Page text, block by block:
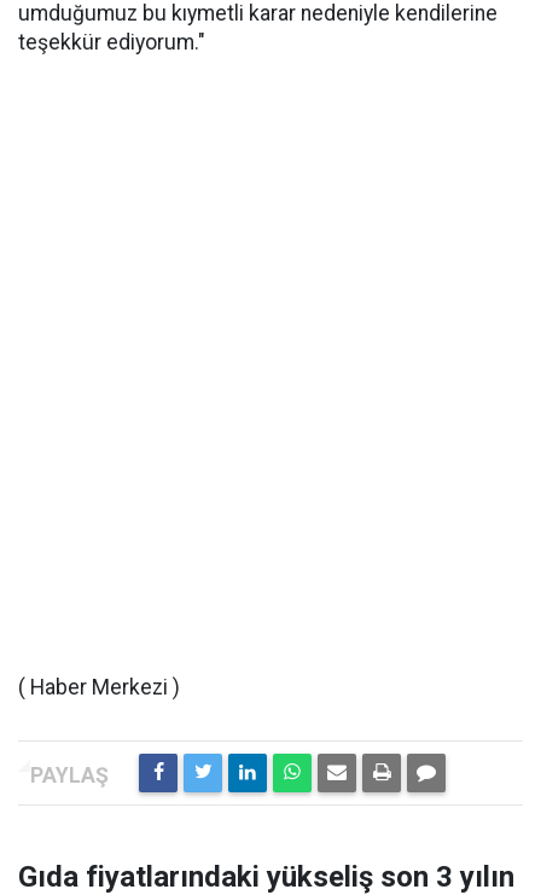
umduğumuz bu kıymetli karar nedeniyle kendilerine
teşekkür ediyorum."
( Haber Merkezi )
Gıda fiyatlarındaki yükseliş son 3 yılın